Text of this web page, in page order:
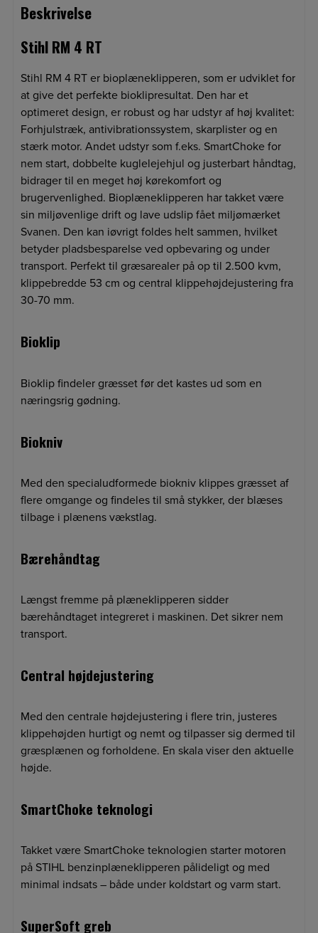
Beskrivelse
Stihl RM 4 RT
Stihl RM 4 RT er bioplæneklipperen, som er udviklet for
at give det perfekte bioklipresultat. Den har et
optimeret design, er robust og har udstyr af høj kvalitet:
Forhjulstræk, antivibrationssystem, skarplister og en
stærk motor. Andet udstyr som f.eks. SmartChoke for
nem start, dobbelte kuglelejehjul og justerbart håndtag,
bidrager til en meget høj kørekomfort og
brugervenlighed. Bioplæneklipperen har takket være
sin miljøvenlige drift og lave udslip fået miljømærket
Svanen. Den kan iøvrigt foldes helt sammen, hvilket
betyder pladsbesparelse ved opbevaring og under
transport. Perfekt til græsarealer på op til 2.500 kvm,
klippebredde 53 cm og central klippehøjdejustering fra
30-70 mm.
Bioklip
Bioklip findeler græsset før det kastes ud som en
næringsrig gødning.
Biokniv
Med den specialudformede biokniv klippes græsset af
flere omgange og findeles til små stykker, der blæses
tilbage i plænens vækstlag.
Bærehåndtag
Længst fremme på plæneklipperen sidder
bærehåndtaget integreret i maskinen. Det sikrer nem
transport.
Central højdejustering
Med den centrale højdejustering i flere trin, justeres
klippehøjden hurtigt og nemt og tilpasser sig dermed til
græsplænen og forholdene. En skala viser den aktuelle
højde.
SmartChoke teknologi
Takket være SmartChoke teknologien starter motoren
på STIHL benzinplæneklipperen pålideligt og med
minimal indsats – både under koldstart og varm start.
SuperSoft greb